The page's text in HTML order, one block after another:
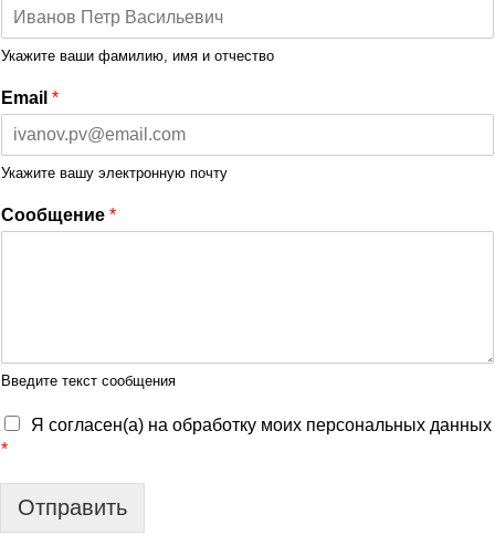
Укажите ваши фамилию, имя и отчество
Email *
Укажите вашу электронную почту
Сообщение *
Введите текст сообщения
Я согласен(а) на обработку моих персональных данных
*
Отправить